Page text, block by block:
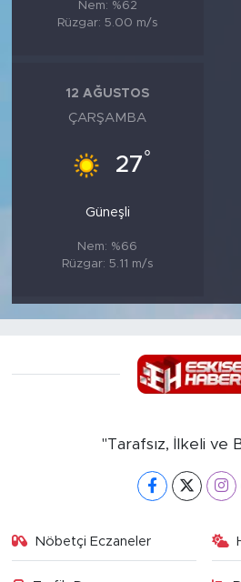
Nem: %62
Rüzgar: 5.00 m/s
12 AĞUSTOS
ÇARŞAMBA
27°
Güneşli
Nem: %66
Rüzgar: 5.11 m/s
"Tarafsız, İlkeli ve
Nöbetçi Eczaneler